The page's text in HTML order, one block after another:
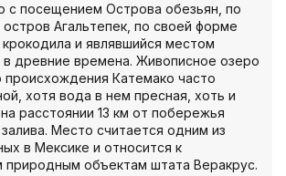
с посещением Острова обезьян, по
Агальтепек, по своей форме
и являвшийся местом
в древние времена. Живописное озеро
происхождения Катемако часто
хотя вода в нем пресная, хоть и
расстоянии 13 км от побережья
Место считается одним из
в Мексике и относится к
природным объектам штата Веракрус.